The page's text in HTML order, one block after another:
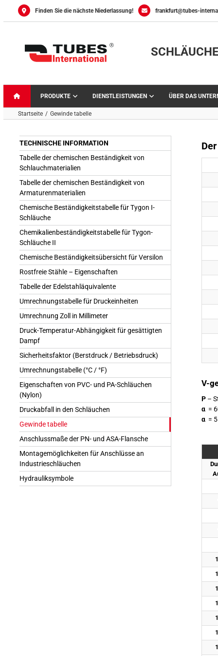
Finden Sie die nächste Niederlassung! frankfurt@tubes-
PRODUKTE DIENSTLEISTUNGEN ÜBER DAS
Startseite Gewinde tabelle
V-
P –
α =
α =
TECHNISCHE INFORMATION
Tabelle der chemischen Beständigkeit von
Schlauchmaterialien
Tabelle der chemischen Beständigkeit von
Armaturenmaterialien
Chemische Beständigkeitstabelle für Tygon I-
Schläuche
Chemikalienbeständigkeitstabelle für Tygon-
Schläuche II
Chemische Beständigkeitsübersicht für Versilon
Rostfreie Stähle – Eigenschaften
Tabelle der Edelstahläquivalente
Umrechnungstabelle für Druckeinheiten
Umrechnung Zoll in Millimeter
Druck-Temperatur-Abhängigkeit für gesättigten
Dampf
Sicherheitsfaktor (Berstdruck / Betriebsdruck)
Umrechnungstabelle (°C / °F)
Eigenschaften von PVC- und PA-Schläuchen
(Nylon)
Druckabfall in den Schläuchen
Gewinde tabelle
Anschlussmaße der PN- und ASA-Flansche
Montagemöglichkeiten für Anschlüsse an
Industrieschläuchen
Hydrauliksymbole